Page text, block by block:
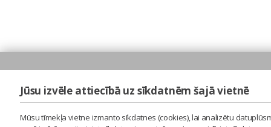
Jūsu izvēle attiecībā uz sīkdatnēm šajā vietnē
Mūsu tīmekļa vietne izmanto sīkdatnes (cookies), lai analizētu